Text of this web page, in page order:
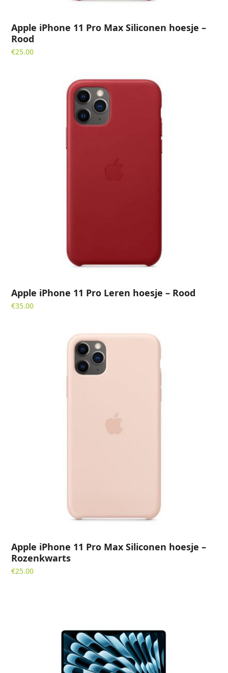
Apple iPhone 11 Pro Max Siliconen hoesje –
Rood
€25.00
Apple iPhone 11 Pro Leren hoesje – Rood
€35.00
Apple iPhone 11 Pro Max Siliconen hoesje –
Rozenkwarts
€25.00